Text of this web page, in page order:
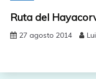
Ruta del
27 agosto 2014